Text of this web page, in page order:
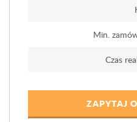
Min.
Czas
ZAPYTAJ